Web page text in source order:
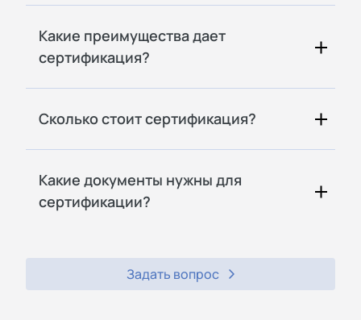
Какие преимущества дает
сертификация?
Сколько стоит сертификация?
Какие документы нужны для
сертификации?
Задать вопрос